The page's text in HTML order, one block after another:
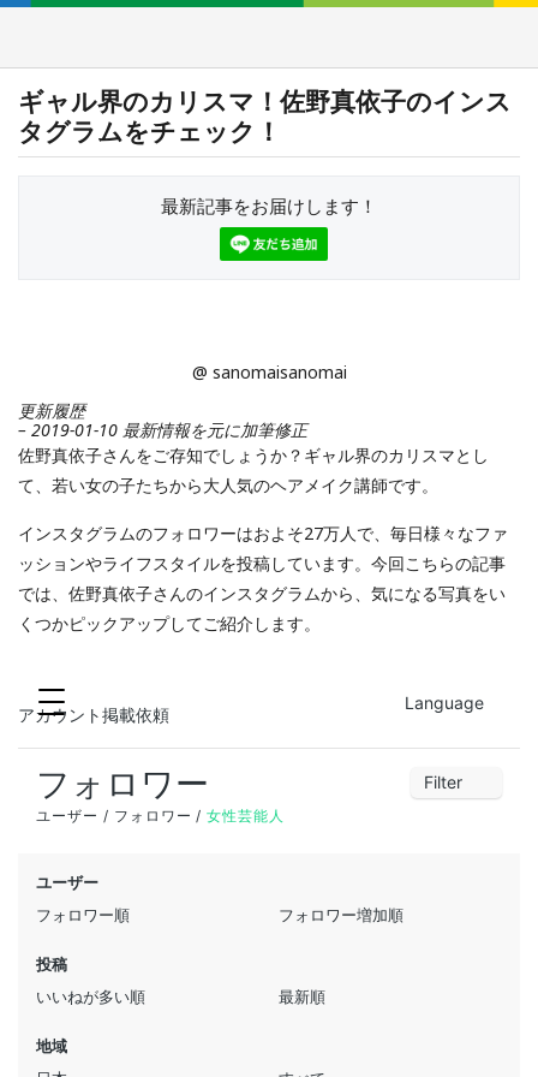
ギャル界のカリスマ！佐野真依子のインス
タグラムをチェック！
最新記事をお届けします！
@ sanomaisanomai
更新履歴
– 2019-01-10 最新情報を元に加筆修正
佐野真依子さんをご存知でしょうか？ギャル界のカリスマとし
て、若い女の子たちから大人気のヘアメイク講師です。
インスタグラムのフォロワーはおよそ27万人で、毎日様々なファ
ッションやライフスタイルを投稿しています。今回こちらの記事
では、佐野真依子さんのインスタグラムから、気になる写真をい
くつかピックアップしてご紹介します。